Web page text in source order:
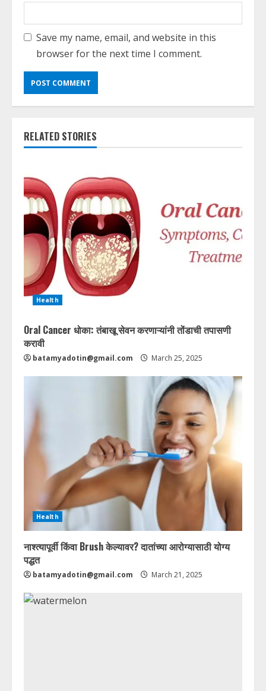
Save my name, email, and website in this
browser for the next time I comment.
RELATED STORIES
Health
Oral Cancer धोका: तंबाखू सेवन करणाऱ्यांनी तोंडाची तपासणी
करावी
batamyadotin@gmail.com March 25, 2025
Health
नाश्त्यापूर्वी किंवा Brush केल्यावर? दातांच्या आरोग्यासाठी योग्य
पद्धत
batamyadotin@gmail.com March 21, 2025